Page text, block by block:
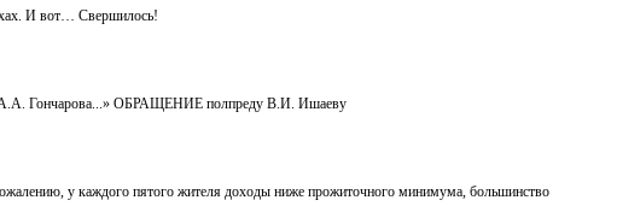
И вот… Свершилось!
А.А. Гончарова...» ОБРАЩЕНИЕ полпреду В.И. Ишаеву
у каждого пятого жителя доходы ниже прожиточного минимума, большинство